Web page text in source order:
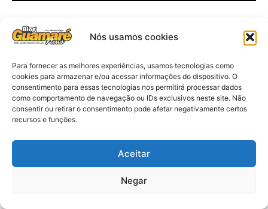
Nós usamos cookies
Para fornecer as melhores experiências, usamos tecnologias como
cookies para armazenar e/ou acessar informações do dispositivo. O
consentimento para essas tecnologias nos permitirá processar dados
como comportamento de navegação ou IDs exclusivos neste site. Não
consentir ou retirar o consentimento pode afetar negativamente certos
recursos e funções.
Aceitar
Negar